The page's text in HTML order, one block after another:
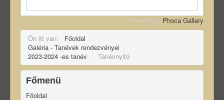
Powered by Phoca Gallery
Ön itt van:
Főoldal /
Galéria - Tanévek rendezvényei /
2023-2024 -es tanév / Tanévnyitó
Főmenü
Főoldal